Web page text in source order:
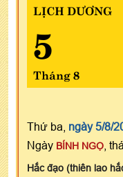
LỊCH DƯƠNG
5
Tháng 8
Thứ ba, ngày 5/8/
Ngày BÍNH NGỌ ,
Hắc đạo (thiên lao